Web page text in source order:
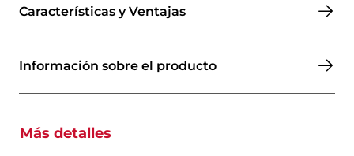
Características y Ventajas
Información sobre el producto
Más detalles